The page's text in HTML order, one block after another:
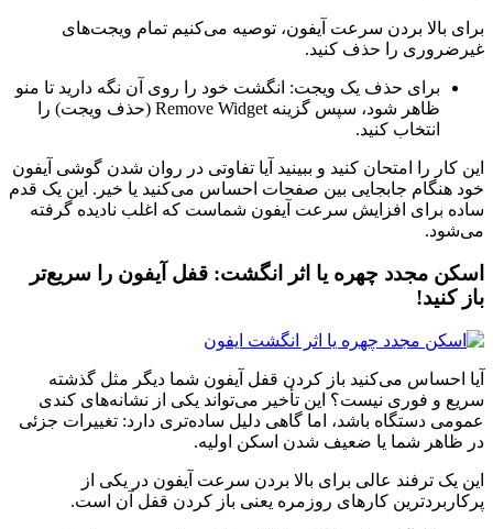
برای بالا بردن سرعت آیفون، توصیه می‌کنیم تمام ویجت‌های
غیرضروری را حذف کنید.
برای حذف یک ویجت: انگشت خود را روی آن نگه دارید تا منو
ظاهر شود، سپس گزینه Remove Widget (حذف ویجت) را
انتخاب کنید.
این کار را امتحان کنید و ببینید آیا تفاوتی در روان شدن گوشی آیفون
خود هنگام جابجایی بین صفحات احساس می‌کنید یا خیر. این یک قدم
ساده برای افزایش سرعت آیفون شماست که اغلب نادیده گرفته
می‌شود.
اسکن مجدد چهره یا اثر انگشت: قفل آیفون را سریع‌تر
باز کنید!
آیا احساس می‌کنید باز کردن قفل آیفون شما دیگر مثل گذشته
سریع و فوری نیست؟ این تأخیر می‌تواند یکی از نشانه‌های کندی
عمومی دستگاه باشد، اما گاهی دلیل ساده‌تری دارد: تغییرات جزئی
در ظاهر شما یا ضعیف شدن اسکن اولیه.
این یک ترفند عالی برای بالا بردن سرعت آیفون در یکی از
پرکاربردترین کارهای روزمره یعنی باز کردن قفل آن است.